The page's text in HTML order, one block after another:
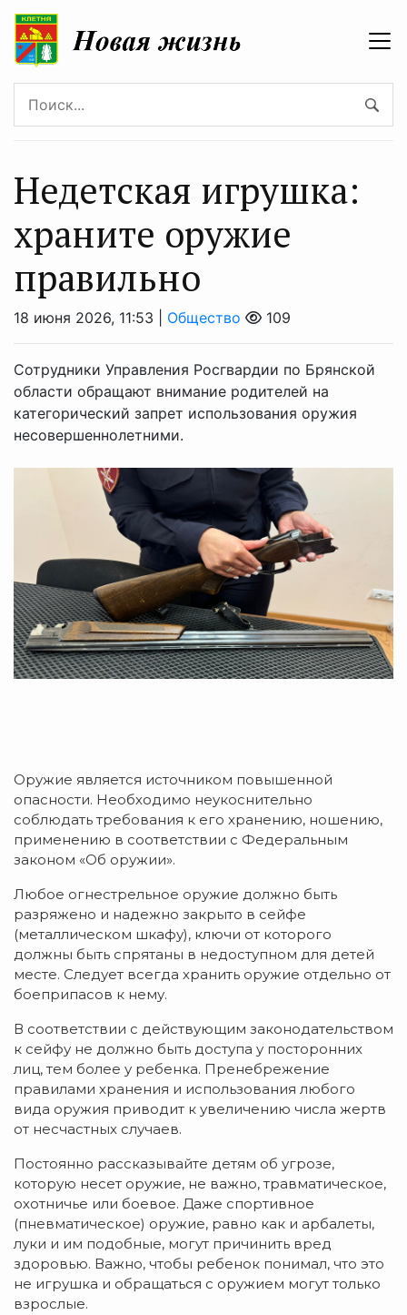
Недетская игрушка:
храните оружие
правильно
18 июня 2026, 11:53 | Общество 109
Сотрудники Управления Росгвардии по Брянской
области обращают внимание родителей на
категорический запрет использования оружия
несовершеннолетними.
Оружие является источником повышенной
опасности. Необходимо неукоснительно
соблюдать требования к его хранению, ношению,
применению в соответствии с Федеральным
законом «Об оружии».
Любое огнестрельное оружие должно быть
разряжено и надежно закрыто в сейфе
(металлическом шкафу), ключи от которого
должны быть спрятаны в недоступном для детей
месте. Следует всегда хранить оружие отдельно от
боеприпасов к нему.
В соответствии с действующим законодательством
к сейфу не должно быть доступа у посторонних
лиц, тем более у ребенка. Пренебрежение
правилами хранения и использования любого
вида оружия приводит к увеличению числа жертв
от несчастных случаев.
Постоянно рассказывайте детям об угрозе,
которую несет оружие, не важно, травматическое,
охотничье или боевое. Даже спортивное
(пневматическое) оружие, равно как и арбалеты,
луки и им подобные, могут причинить вред
здоровью. Важно, чтобы ребенок понимал, что это
не игрушка и обращаться с оружием могут только
взрослые.